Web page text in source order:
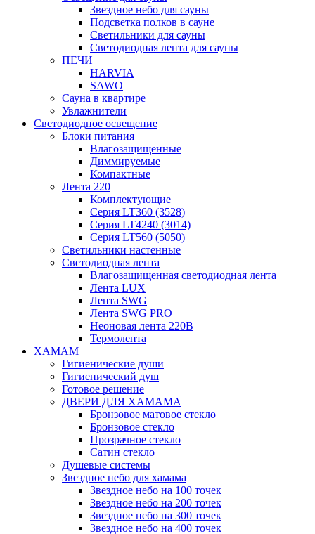
Звездное небо для сауны
Подсветка полков в сауне
Светильники для сауны
Светодиодная лента для сауны
ПЕЧИ
HARVIA
SAWO
Сауна в квартире
Увлажнители
Светодиодное освещение
Блоки питания
Влагозащищенные
Диммируемые
Компактные
Лента 220
Комплектующие
Серия LT360 (3528)
Серия LT4240 (3014)
Серия LT560 (5050)
Светильники настенные
Светодиодная лента
Влагозащищенная светодиодная лента
Лента LUX
Лента SWG
Лента SWG PRO
Неоновая лента 220В
Термолента
ХАМАМ
Гигиенические души
Гигиенический душ
Готовое решение
ДВЕРИ ДЛЯ ХАМАМА
Бронзовое матовое стекло
Бронзовое стекло
Прозрачное стекло
Сатин стекло
Душевые системы
Звездное небо для хамама
Звездное небо на 100 точек
Звездное небо на 200 точек
Звездное небо на 300 точек
Звездное небо на 400 точек